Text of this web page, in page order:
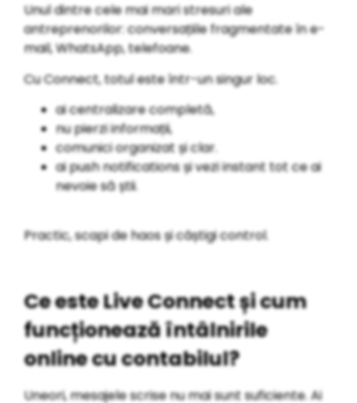
Unul dintre cele mai mari stresuri ale
antreprenorilor: conversațiile fragmentate în e-
mail, WhatsApp, telefoane.
Cu Connect, totul este într-un singur loc.
ai centralizare completă,
nu pierzi informații,
comunici organizat și clar.
ai push notifications și vezi instant tot ce ai
nevoie să știi.
Practic, scapi de haos și câștigi control.
Ce este Live Connect și cum
funcționează întâlnirile
online cu contabilul?
Uneori, mesajele scrise nu mai sunt suficiente. Ai